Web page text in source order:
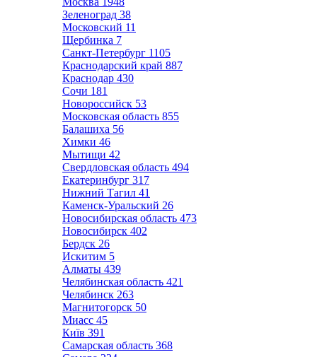
Зеленоград 38
Московский 11
Щербинка 7
Санкт-Петербург 1105
Краснодарский край 887
Краснодар 430
Сочи 181
Новороссийск 53
Московская область 855
Балашиха 56
Химки 46
Мытищи 42
Свердловская область 494
Екатеринбург 317
Нижний Тагил 41
Каменск-Уральский 26
Новосибирская область 473
Новосибирск 402
Бердск 26
Искитим 5
Алматы 439
Челябинская область 421
Челябинск 263
Магнитогорск 50
Миасс 45
Київ 391
Самарская область 368